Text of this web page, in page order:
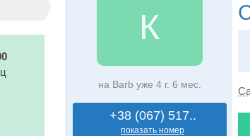
К
на Barb уже 4 г. 6 мес.
+38 (067) 517..
показать номер